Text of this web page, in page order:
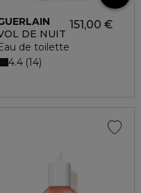
parfum
DE NUIT
de toilette
151,00 €
4.4 14